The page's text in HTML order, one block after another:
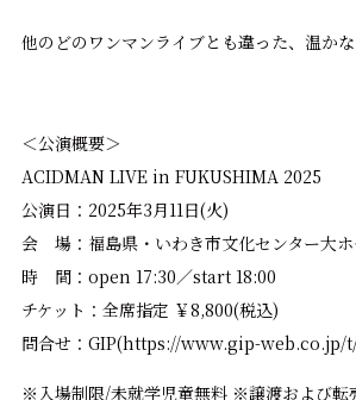
他のどのワンマンライブとも違った、温か
＜公演概要＞
ACIDMAN LIVE in FUKUSHIMA 2025
公演日：2025年3月11日(火)
会 場：福島県・いわき市文化センター大
時 間：open 17:30／start 18:00
チケット：全席指定 ￥8,800(税込)
問合せ：GIP(https://www.gip-web.co.jp/
※⼊場制限/未就学児童無料 ※譲渡および転